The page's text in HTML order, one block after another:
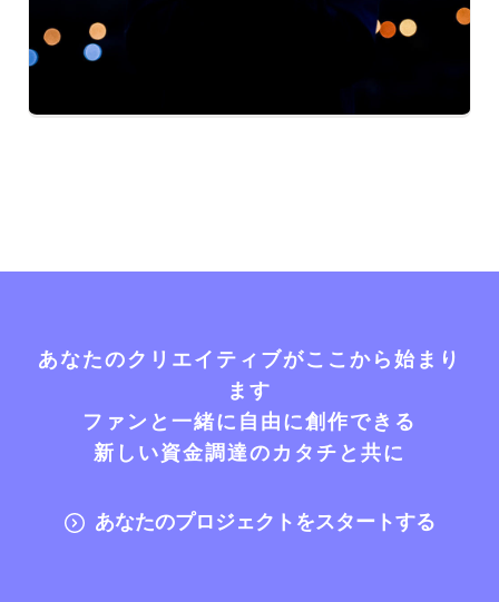
あなたのクリエイティブがここから始まり
ます
ファンと一緒に自由に創作できる
新しい資金調達のカタチと共に
あなたのプロジェクトをスタートする